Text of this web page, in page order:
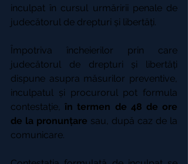
inculpat în cursul urmăririi penale de
judecătorul de drepturi și libertăți.
Împotriva încheierilor prin care
judecătorul de drepturi și libertăți
dispune asupra măsurilor preventive,
inculpatul și procurorul pot formula
contestație, în termen de 48 de ore
de la pronunțare sau, după caz de la
comunicare.